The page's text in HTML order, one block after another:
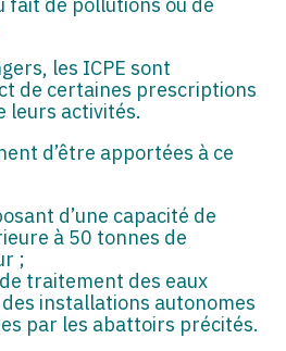
les ICPE sont
de certaines prescriptions
leurs activités.
d’être apportées à ce
d’une capacité de
à 50 tonnes de
;
traitement des eaux
installations autonomes
par les abattoirs précités.